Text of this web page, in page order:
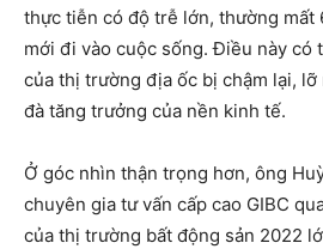
thực tiễn có độ trễ lớn, thường mất
mới đi vào cuộc sống. Điều này có
của thị trường địa ốc bị chậm lại,
đà tăng trưởng của nền kinh tế.
Ở góc nhìn thận trọng hơn, ông
chuyên gia tư vấn cấp cao GIBC
của thị trường bất động sản 2022